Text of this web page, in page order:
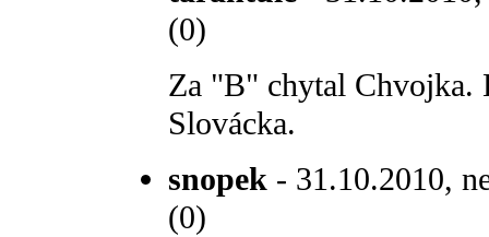
(0)
Za "B" chytal Chvojka.
Slovácka.
snopek - 31.10.2010,
(0)